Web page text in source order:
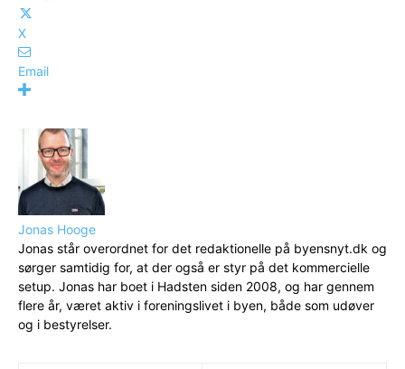
X
Email
Jonas Hooge
Jonas står overordnet for det redaktionelle på byensnyt.dk og
sørger samtidig for, at der også er styr på det kommercielle
setup. Jonas har boet i Hadsten siden 2008, og har gennem
flere år, været aktiv i foreningslivet i byen, både som udøver
og i bestyrelser.